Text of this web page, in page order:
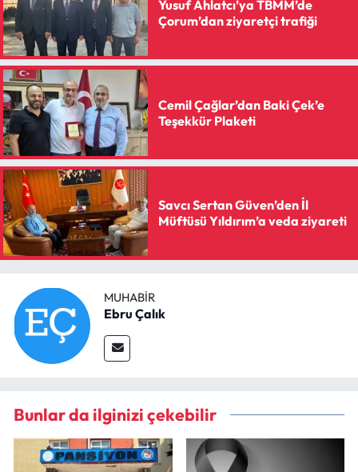
Yusuf Ahlatcı’ya TBMM’de
Çorum’dan ziyaretçi trafiği
Cemil Çağlar’dan Baki Çek’e
Teşekkür Plaketi
Savcı Sertan Güven’den İl
Müftüsü Yıldırım’a veda ziyareti
MUHABIR
Ebru Çalık
Bunlar da ilginizi çekebilir